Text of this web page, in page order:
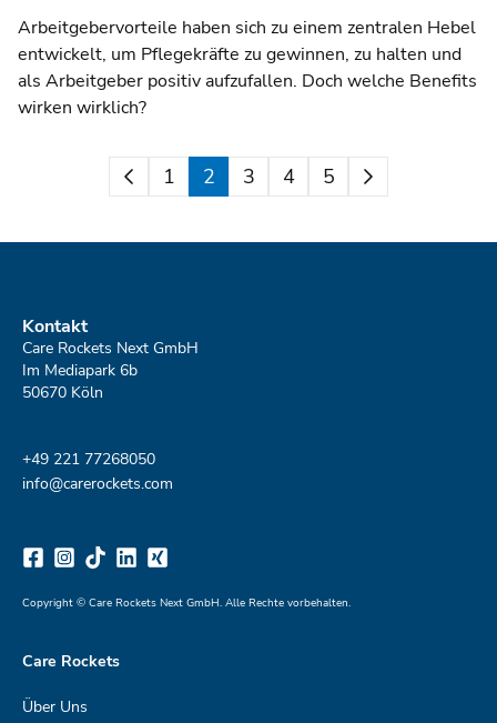
Arbeitgebervorteile haben sich zu einem zentralen Hebel
entwickelt, um Pflegekräfte zu gewinnen, zu halten und
als Arbeitgeber positiv aufzufallen. Doch welche Benefits
wirken wirklich?
1 2 3 4 5
Kontakt
Care Rockets Next GmbH
Im Mediapark 6b
50670 Köln
+49 221 77268050
info@carerockets.com
Copyright © Care Rockets Next GmbH. Alle Rechte vorbehalten.
Care Rockets
Über Uns